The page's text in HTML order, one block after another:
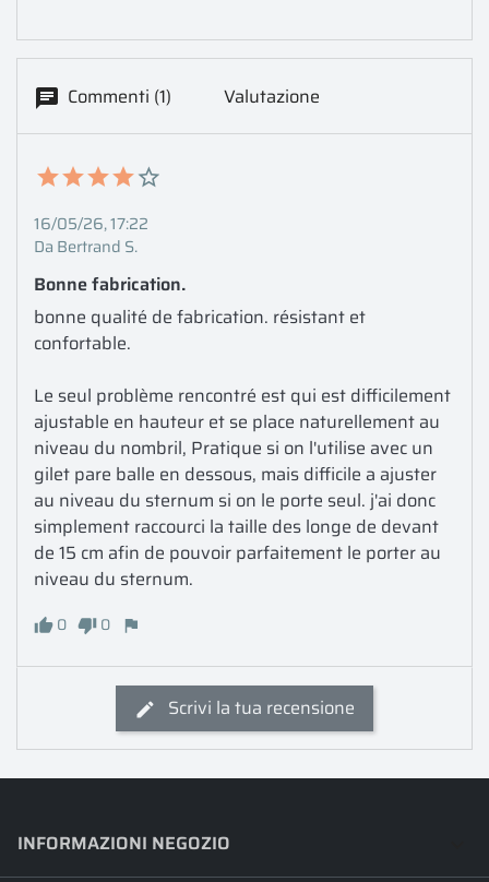
Commenti (1) Valutazione
16/05/26, 17:22
Da Bertrand S.
Bonne fabrication.
bonne qualité de fabrication. résistant et
confortable.
Le seul problème rencontré est qui est difficilement
ajustable en hauteur et se place naturellement au
niveau du nombril, Pratique si on l'utilise avec un
gilet pare balle en dessous, mais difficile a ajuster
au niveau du sternum si on le porte seul. j'ai donc
simplement raccourci la taille des longe de devant
de 15 cm afin de pouvoir parfaitement le porter au
niveau du sternum.
0 0
Scrivi la tua recensione
INFORMAZIONI NEGOZIO